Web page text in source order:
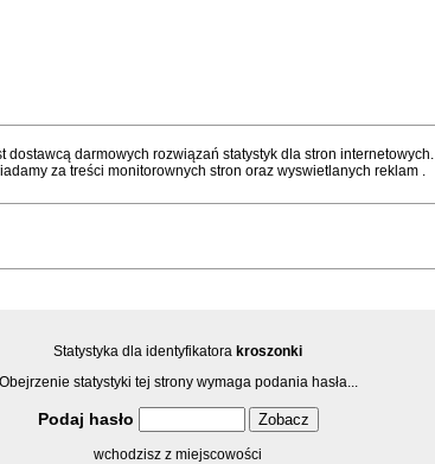
dostawcą darmowych rozwiązań statystyk dla stron internetowych.
za treści monitorownych stron oraz wyswietlanych reklam .
Statystyka dla identyfikatora kroszonki
Obejrzenie statystyki tej strony wymaga podania hasła...
Podaj hasło
wchodzisz z miejscowości